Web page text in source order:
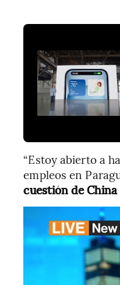
“Estoy abierto a
empleos en
cuestión de